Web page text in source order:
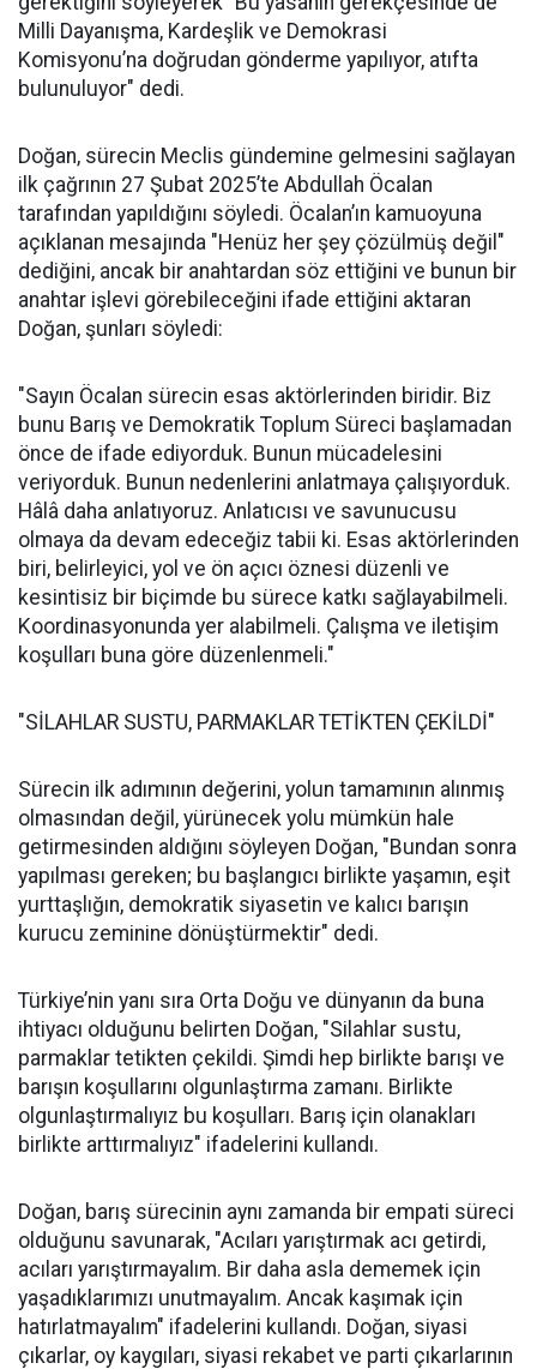
Milli Dayanışma, Kardeşlik ve Demokrasi
Komisyonu’na doğrudan gönderme yapılıyor, atıfta
bulunuluyor" dedi.
Doğan, sürecin Meclis gündemine gelmesini sağlayan
ilk çağrının 27 Şubat 2025’te Abdullah Öcalan
tarafından yapıldığını söyledi. Öcalan’ın kamuoyuna
açıklanan mesajında "Henüz her şey çözülmüş değil"
dediğini, ancak bir anahtardan söz ettiğini ve bunun bir
anahtar işlevi görebileceğini ifade ettiğini aktaran
Doğan, şunları söyledi:
"Sayın Öcalan sürecin esas aktörlerinden biridir. Biz
bunu Barış ve Demokratik Toplum Süreci başlamadan
önce de ifade ediyorduk. Bunun mücadelesini
veriyorduk. Bunun nedenlerini anlatmaya çalışıyorduk.
Hâlâ daha anlatıyoruz. Anlatıcısı ve savunucusu
olmaya da devam edeceğiz tabii ki. Esas aktörlerinden
biri, belirleyici, yol ve ön açıcı öznesi düzenli ve
kesintisiz bir biçimde bu sürece katkı sağlayabilmeli.
Koordinasyonunda yer alabilmeli. Çalışma ve iletişim
koşulları buna göre düzenlenmeli."
"SİLAHLAR SUSTU, PARMAKLAR TETİKTEN ÇEKİLDİ"
Sürecin ilk adımının değerini, yolun tamamının alınmış
olmasından değil, yürünecek yolu mümkün hale
getirmesinden aldığını söyleyen Doğan, "Bundan sonra
yapılması gereken; bu başlangıcı birlikte yaşamın, eşit
yurttaşlığın, demokratik siyasetin ve kalıcı barışın
kurucu zeminine dönüştürmektir" dedi.
Türkiye’nin yanı sıra Orta Doğu ve dünyanın da buna
ihtiyacı olduğunu belirten Doğan, "Silahlar sustu,
parmaklar tetikten çekildi. Şimdi hep birlikte barışı ve
barışın koşullarını olgunlaştırma zamanı. Birlikte
olgunlaştırmalıyız bu koşulları. Barış için olanakları
birlikte arttırmalıyız" ifadelerini kullandı.
Doğan, barış sürecinin aynı zamanda bir empati süreci
olduğunu savunarak, "Acıları yarıştırmak acı getirdi,
acıları yarıştırmayalım. Bir daha asla dememek için
yaşadıklarımızı unutmayalım. Ancak kaşımak için
hatırlatmayalım" ifadelerini kullandı. Doğan, siyasi
çıkarlar, oy kaygıları, siyasi rekabet ve parti çıkarlarının